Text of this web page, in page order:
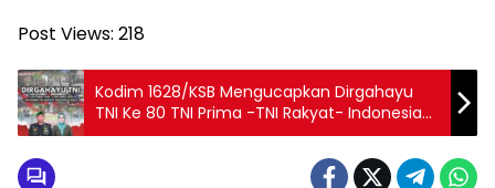
Post Views: 218
Kodim 1628/KSB Mengucapkan Dirgahayu
TNI Ke 80 TNI Prima -TNI Rakyat- Indonesia
Maju